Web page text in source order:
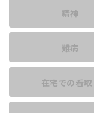
精神
難病
在宅での看取